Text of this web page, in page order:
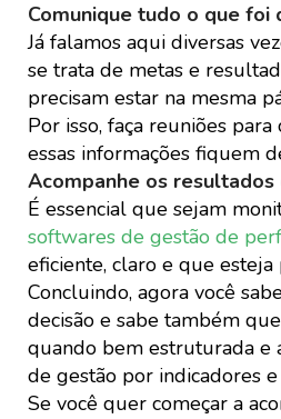
Comunique tudo o que
Já falamos aqui diversas
se trata de metas e
precisam estar na mesma
Por isso, faça reuniões
essas informações fiquem
Acompanhe os
É essencial que sejam
softwares de gestão de
eficiente, claro e que
Concluindo, agora você
decisão e sabe também
quando bem estruturada e
de gestão por indicadores
Se você quer começar a